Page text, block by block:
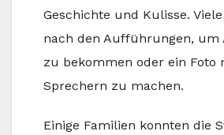
Geschichte und Kulisse.
nach den Aufführungen, um
zu bekommen oder ein Foto
Sprechern zu machen.
Einige Familien konnten die